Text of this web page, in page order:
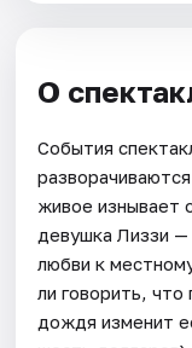
О
События
живое изнывает
девушка Лиззи
любви к
ли говорить, что
дождя изменит